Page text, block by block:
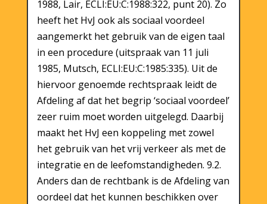
1988, Lair, ECLI:EU:C:1988:322, punt 20). Zo
heeft het HvJ ook als sociaal voordeel
aangemerkt het gebruik van de eigen taal
in een procedure (uitspraak van 11 juli
1985, Mutsch, ECLI:EU:C:1985:335). Uit de
hiervoor genoemde rechtspraak leidt de
Afdeling af dat het begrip ‘sociaal voordeel’
zeer ruim moet worden uitgelegd. Daarbij
maakt het HvJ een koppeling met zowel
het gebruik van het vrij verkeer als met de
integratie en de leefomstandigheden. 9.2.
Anders dan de rechtbank is de Afdeling van
oordeel dat het kunnen beschikken over